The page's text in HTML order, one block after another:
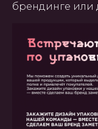
брендинге или